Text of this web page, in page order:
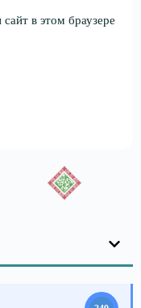
в этом браузере